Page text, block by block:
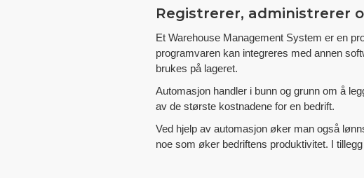
Registrerer, administrerer
Et Warehouse Management System er en
programvaren kan integreres med annen
brukes på lageret.
Automasjon handler i bunn og grunn om å
av de største kostnadene for en bedrift.
Ved hjelp av automasjon øker man også
noe som øker bedriftens produktivitet. I